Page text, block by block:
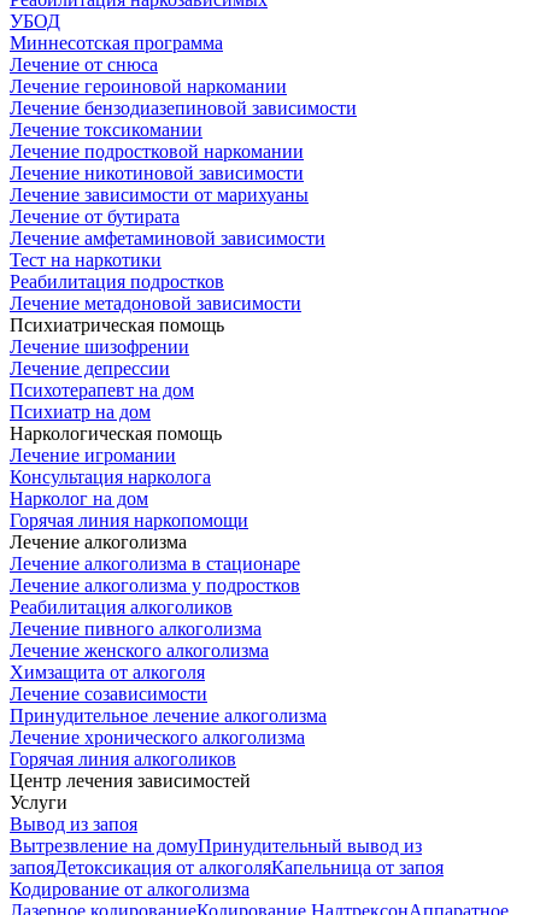
УБОД
Миннесотская программа
Лечение от снюса
Лечение героиновой наркомании
Лечение бензодиазепиновой зависимости
Лечение токсикомании
Лечение подростковой наркомании
Лечение никотиновой зависимости
Лечение зависимости от марихуаны
Лечение от бутирата
Лечение амфетаминовой зависимости
Тест на наркотики
Реабилитация подростков
Лечение метадоновой зависимости
Психиатрическая помощь
Лечение шизофрении
Лечение депрессии
Психотерапевт на дом
Психиатр на дом
Наркологическая помощь
Лечение игромании
Консультация нарколога
Нарколог на дом
Горячая линия наркопомощи
Лечение алкоголизма
Лечение алкоголизма в стационаре
Лечение алкоголизма у подростков
Реабилитация алкоголиков
Лечение пивного алкоголизма
Лечение женского алкоголизма
Химзащита от алкоголя
Лечение созависимости
Принудительное лечение алкоголизма
Лечение хронического алкоголизма
Горячая линия алкоголиков
Центр лечения зависимостей
Услуги
Вывод из запоя
Вытрезвление на домуПринудительный вывод из
запояДетоксикация от алкоголяКапельница от запоя
Кодирование от алкоголизма
Лазерное кодированиеКодирование НалтрексонАппаратное